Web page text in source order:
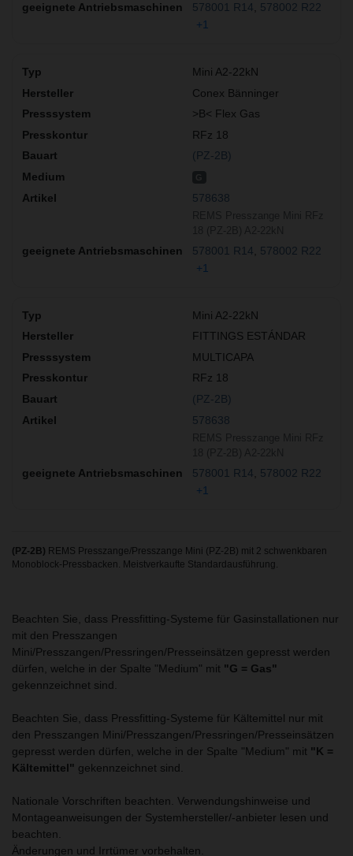
578001 R14
578002 R22
+1
Mini A2-22kN
Conex Bänninger
>B< Flex Gas
RFz 18
(PZ-2B)
578638
578001 R14
578002 R22
+1
Mini A2-22kN
FITTINGS ESTÁNDAR
MULTICAPA
RFz 18
(PZ-2B)
578638
578001 R14
578002 R22
+1
(PZ-2B) REMS Presszange/Presszange Mini (PZ-2B) mit 2 schwenkbaren
Monoblock-Pressbacken. Meistverkaufte Standardausführung.
Beachten Sie, dass Pressfitting-Systeme für Gasinstallationen nur
mit den Presszangen
Mini/Presszangen/Pressringen/Presseinsätzen gepresst werden
dürfen, welche in der Spalte "Medium" mit "G = Gas"
gekennzeichnet sind.
Beachten Sie, dass Pressfitting-Systeme für Kältemittel nur mit
den Presszangen Mini/Presszangen/Pressringen/Presseinsätzen
gepresst werden dürfen, welche in der Spalte "Medium" mit "K =
Kältemittel" gekennzeichnet sind.
Nationale Vorschriften beachten. Verwendungshinweise und
Montageanweisungen der Systemhersteller/-anbieter lesen und
beachten.
Änderungen und Irrtümer vorbehalten.